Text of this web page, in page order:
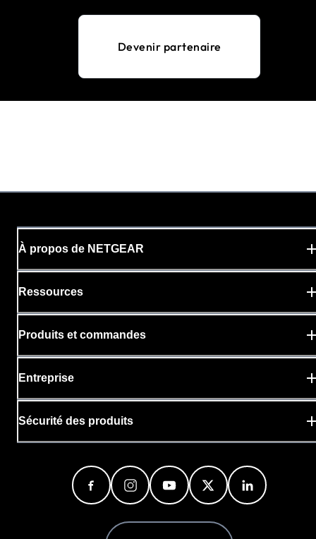
Devenir partenaire
À propos de NETGEAR
Ressources
Produits et commandes
Entreprise
Sécurité des produits